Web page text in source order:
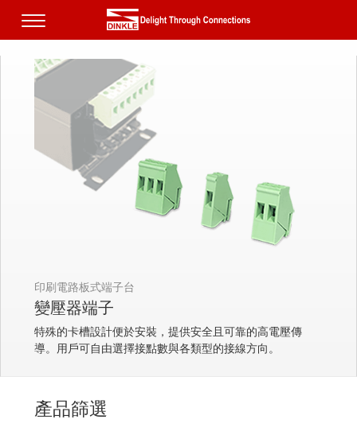
印刷電路板式端子台
變壓器端子
特殊的卡槽設計便於安裝，提供安全且可靠的高電壓傳
導。用戶可自由選擇接點數與各類型的接線方向。
產品篩選